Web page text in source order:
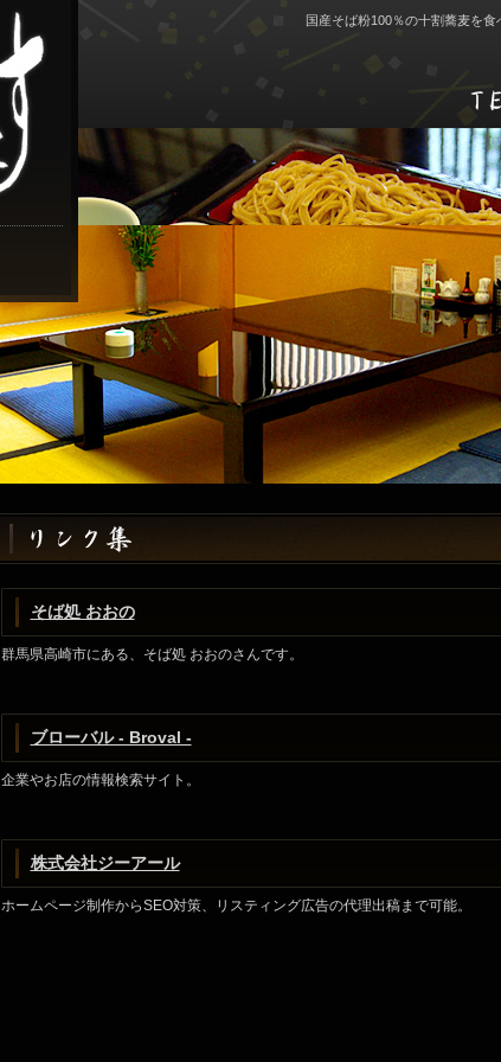
国産そば粉100％の十割蕎麦を
そば処 おおの
群馬県高崎市にある、そば処 おおのさんです。
ブローバル - Broval -
企業やお店の情報検索サイト。
株式会社ジーアール
ホームページ制作からSEO対策、リスティング広告の代理出稿まで可能。